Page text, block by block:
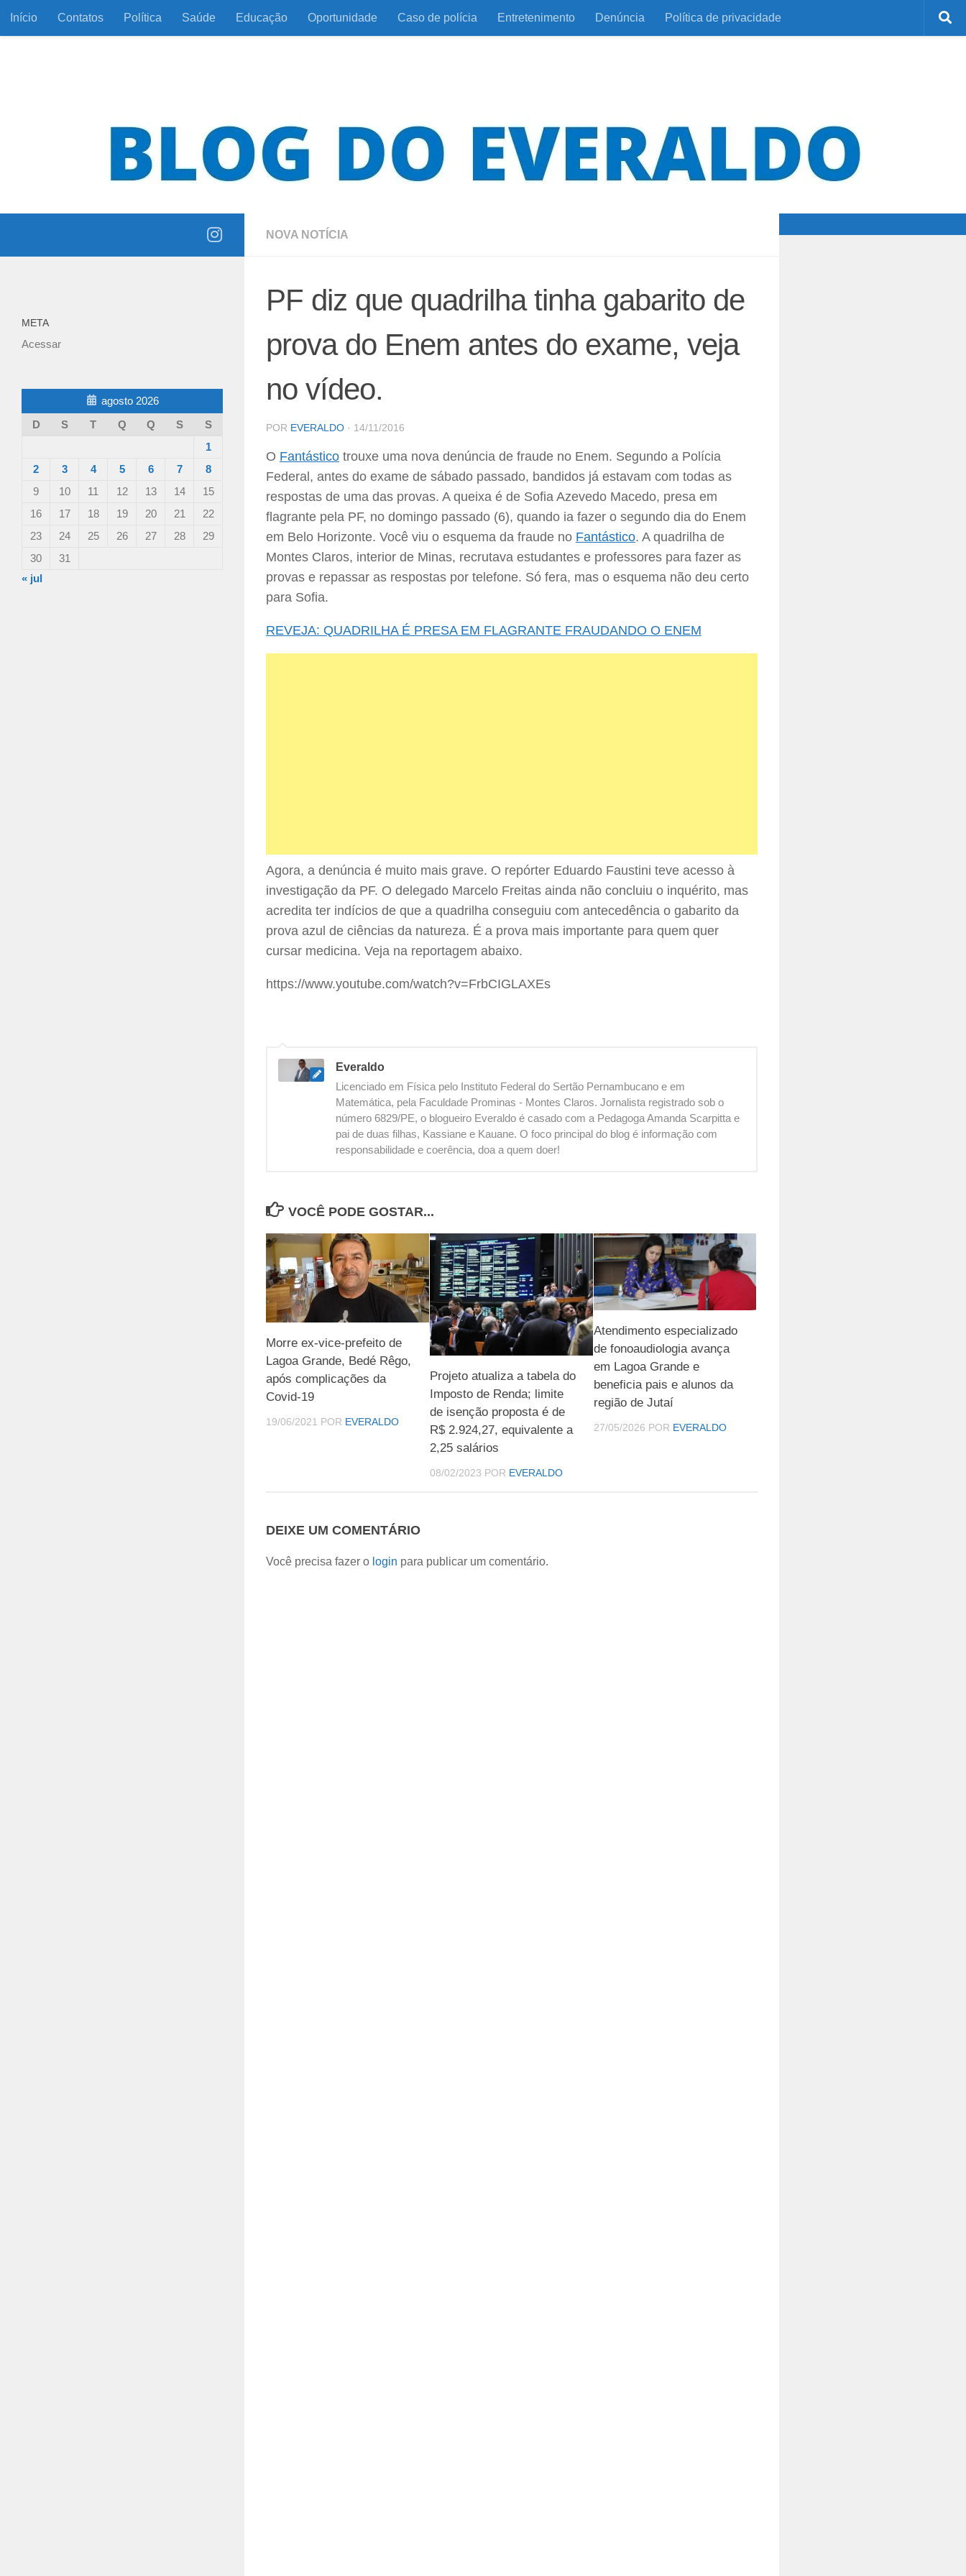
Skip to content
Início Contatos Política Saúde Educação Oportunidade Caso de polícia Entretenimento Denúncia Política de privacidade
NOVA NOTÍCIA
PF diz que quadrilha tinha gabarito de
prova do Enem antes do exame, veja
no vídeo.
POR EVERALDO · 14/11/2016
O Fantástico trouxe uma nova denúncia de fraude no Enem. Segundo a Polícia
Federal, antes do exame de sábado passado, bandidos já estavam com todas as
respostas de uma das provas. A queixa é de Sofia Azevedo Macedo, presa em
flagrante pela PF, no domingo passado (6), quando ia fazer o segundo dia do Enem
em Belo Horizonte. Você viu o esquema da fraude no Fantástico. A quadrilha de
Montes Claros, interior de Minas, recrutava estudantes e professores para fazer as
provas e repassar as respostas por telefone. Só fera, mas o esquema não deu certo
para Sofia.
REVEJA: QUADRILHA É PRESA EM FLAGRANTE FRAUDANDO O ENEM
Agora, a denúncia é muito mais grave. O repórter Eduardo Faustini teve acesso à
investigação da PF. O delegado Marcelo Freitas ainda não concluiu o inquérito, mas
acredita ter indícios de que a quadrilha conseguiu com antecedência o gabarito da
prova azul de ciências da natureza. É a prova mais importante para quem quer
cursar medicina. Veja na reportagem abaixo.
https://www.youtube.com/watch?v=FrbCIGLAXEs
Everaldo
Licenciado em Física pelo Instituto Federal do Sertão Pernambucano e em
Matemática, pela Faculdade Prominas - Montes Claros. Jornalista registrado sob o
número 6829/PE, o blogueiro Everaldo é casado com a Pedagoga Amanda Scarpitta e
pai de duas filhas, Kassiane e Kauane. O foco principal do blog é informação com
responsabilidade e coerência, doa a quem doer!
VOCÊ PODE GOSTAR...
Morre ex-vice-prefeito de
Lagoa Grande, Bedé Rêgo,
após complicações da
Covid-19
19/06/2021 POR EVERALDO
Projeto atualiza a tabela do
Imposto de Renda; limite
de isenção proposta é de
R$ 2.924,27, equivalente a
2,25 salários
08/02/2023 POR EVERALDO
Atendimento especializado
de fonoaudiologia avança
em Lagoa Grande e
beneficia pais e alunos da
região de Jutaí
27/05/2026 POR EVERALDO
DEIXE UM COMENTÁRIO
Você precisa fazer o login para publicar um comentário.
META
Acessar
agosto 2026
D
S T Q Q S
S
1
2
3 4 5 6 7
8
9
10 11 12 13 14
15
16
17 18 19 20 21
22
23
24 25 26 27 28
29
30
31
« jul